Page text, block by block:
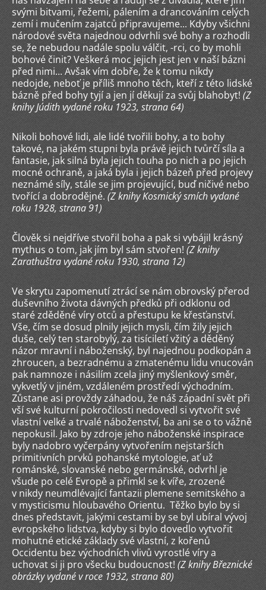
svými bitvami, řežemi, pálením a drancováním celých
zemí i mučením zajatců připravujeme... Kdyby všichni
národové světa najednou odvrhli své bohy a rozhodli
se, že nebudou nadále spolu válčit, -rci, co by mohli
bohové činit? Veškerá moc jejich jest jen v naší bázni
před nimi... Avšak vím dobře, že k tomu nikdy
nedojde, neboť je příliš mnoho těch, kteří z této lidské
bázně před bohy tyjí a jen jí děkují za svůj blahobyt! (Z
knihy Júdith vydané roku 1923, strana 64)
Nikoli bohové lidi, ale lidé tvořili bohy, a to bohy
takové, na jakém stupni byla právě jejich tvůrčí síla a
fantasie, jak silná byla jejich touha po nich a po jejich
mocné ochraně, a jaká byla i jejich bázeň před projevy
neznámé síly, stále se jim projevující, buď ničivé nebo
tvořící a dobrodějné. (Z knihy Kosmický smích vydané
roku 1928, strana 91)
Člověk si nejdříve stvořil boha a pak si vybájil krásný
mythus o tom, jak jím byl sám stvořen! (Z knihy
Zarathuštra vydané roku 1930, strana 12)
Ve skrytu zapomenutí ztrácí se nám obrovský přerod
duševního života dávných předků při odklonu od
staré zděděné víry otců a přestupu ke křesťanství.
Vše, čím se dosud plnily jejich mysli, čím žily jejich
duše, celý ten starobylý, za tisíciletí vžitý a děděný
názor mravní i náboženský, byl najednou podkopán a
zhroucen, a bezradnému a zmatenému lidu vnucován
pak namnoze i násilím zcela jiný myšlenkový směr,
vykvetlý v jiném, vzdáleném prostředí východním.
Zůstane asi provždy záhadou, že náš západní svět při
vší své kulturní pokročilosti nedovedl si vytvořit své
vlastní velké a trvalé náboženství, ba ani se o to vážně
nepokusil. Jako by zdroje jeho náboženské inspirace
byly nadobro vyčerpány vytvořením nejstarších
primitivních prvků pohanské mytologie, ať už
románské, slovanské nebo germánské, odvrhl je
všude po celé Evropě a přimkl se k víře, zrozené
v nikdy neumdlévající fantazii plemene semitského a
v mysticismu hloubavého Orientu. Těžko bylo by si
dnes představit, jakými cestami by se byl ubíral vývoj
evropského lidstva, kdyby si bylo dovedlo vytvořit
mohutné etické základy své vlastní, z kořenů
Occidentu bez východních vlivů vyrostlé víry a
uchovat si ji pro všecku budoucnost! (Z knihy Březnické
obrázky vydané v roce 1932, strana 80)